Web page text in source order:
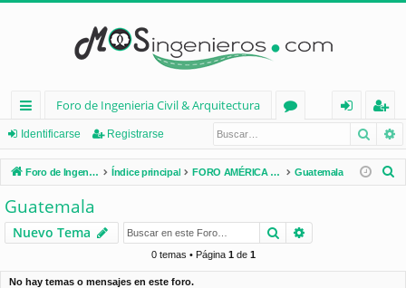
nl
ac
es
rá
pi
d
Foro de Ingenieria Civil & Arquitectura
os
nt
ifi
e
eg
ist
ra
Identificarse Registrarse
Foro de Ingenieria Civil & Arquitectura Índice principal FORO AMÉRICA LATINA Guatemala
r
Guatemala
Nuevo Tema Buscar
0 temas • Página 1de 1
No hay temas o mensajes en este foro.